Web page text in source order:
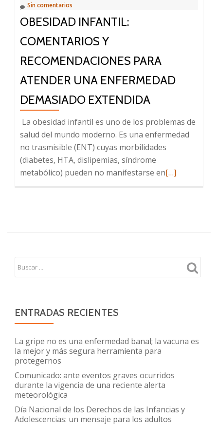
Sin comentarios
OBESIDAD INFANTIL:
COMENTARIOS Y
RECOMENDACIONES PARA
ATENDER UNA ENFERMEDAD
DEMASIADO EXTENDIDA
La obesidad infantil es uno de los problemas de
salud del mundo moderno. Es una enfermedad
no trasmisible (ENT) cuyas morbilidades
(diabetes, HTA, dislipemias, síndrome
metabólico) pueden no manifestarse enLeer
comentarios
[…]
ENTRADAS RECIENTES
La gripe no es una enfermedad banal; la vacuna es
la mejor y más segura herramienta para
protegernos
Comunicado: ante eventos graves ocurridos
durante la vigencia de una reciente alerta
meteorológica
Día Nacional de los Derechos de las Infancias y
Adolescencias: un mensaje para los adultos